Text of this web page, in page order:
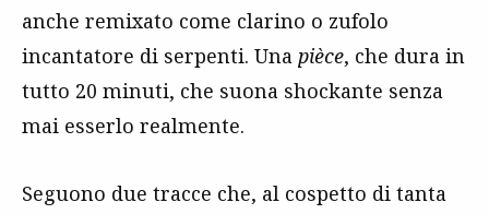
anche remixato come clarino o zufolo
incantatore di serpenti. Una pièce, che dura in
tutto 20 minuti, che suona shockante senza
mai esserlo realmente.
Seguono due tracce che, al cospetto di tanta